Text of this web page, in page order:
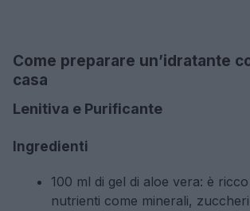
Come preparare un’idratante
casa
Lenitiva e Purificante
Ingredienti
100 ml di gel di aloe vera: è
nutrienti come minerali,